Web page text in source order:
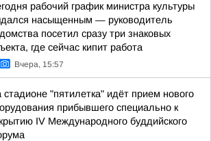
рабочий график министра культуры
насыщенным — руководитель
посетил сразу три знаковых
где сейчас кипит работа
Вчера, 15:57
стадионе "пятилетка" идёт прием нового
прибывшего специально к
IV Международного буддийского